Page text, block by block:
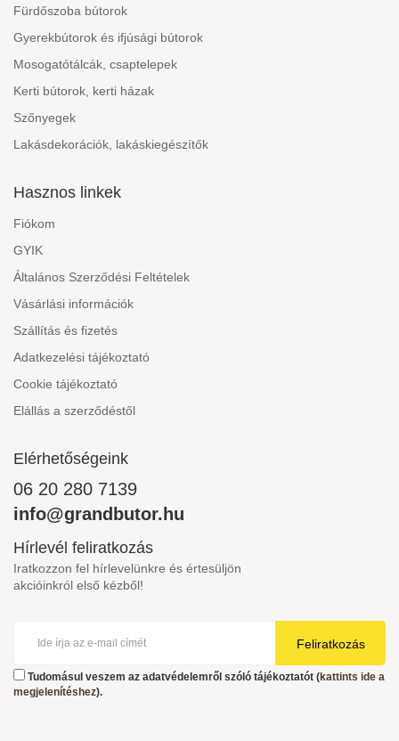
Fürdőszoba bútorok
Gyerekbútorok és ifjúsági bútorok
Mosogatótálcák, csaptelepek
Kerti bútorok, kerti házak
Szőnyegek
Lakásdekorációk, lakáskiegészítők
Hasznos linkek
Fiókom
GYIK
Általános Szerződési Feltételek
Vásárlási információk
Szállítás és fizetés
Adatkezelési tájékoztató
Cookie tájékoztató
Elállás a szerződéstől
Elérhetőségeink
06 20 280 7139
info@grandbutor.hu
Hírlevél feliratkozás
Iratkozzon fel hírlevelünkre és értesüljön
akcióinkról első kézből!
Feliratkozás
Tudomásul veszem az adatvédelemről szóló tájékoztatót (kattints ide a
megjelenítéshez).